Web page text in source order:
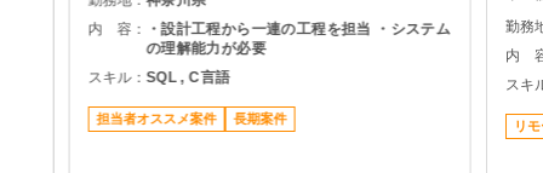
内 容：
・設計工程から一連の工程を担当 ・システム
の理解能力が必要
スキル：SQL , C言語
担当者オススメ案件 長期案件
勤務
内
スキ
リ